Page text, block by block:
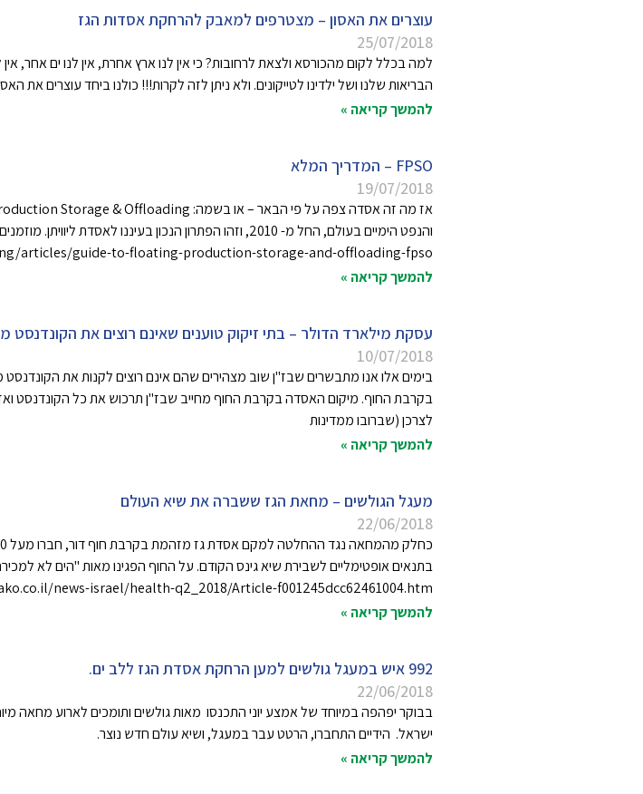
עוצרים את האסון – מצטרפים למאבק להרחקת אסדות הגז
25/07/2018
למה בכלל לקום מהכורסא ולצאת לרחובות? כי אין לנו ארץ אחרת, אין לנו ים אחר,
הבריאות שלנו ושל ילדינו לטייקונים. ולא ניתן לזה לקרות!!! כולנו ביחד עוצרים
להמשך קריאה »
FPSO – המדריך המלא
19/07/2018
articles/guide-to-floating-production-storage-and-offloading-fpso
להמשך קריאה »
עסקת מילארד הדולר – בתי זיקוק טוענים שאינם רוצים את הקונדנסט
10/07/2018
בימים אלו אנו מתבשרים שבז"ן שוב מצהירים שהם אינם רוצים לקנות את
בקרבת החוף. מיקום האסדה בקרבת החוף מחייב שבז"ן תרכוש את כל הקונדנסט ואז
לצרכן (שברובו ממדינות
להמשך קריאה »
מעגל הגולשים – מחאת הגז ששברה את שיא העולם
22/06/2018
בתנאים אופטימליים לשבירת שיא גינס הקודם. על החוף הפגינו מאות "הים לא
news-israel/health-q2_2018/Article-f001245dcc62461004.htm
להמשך קריאה »
992 איש במעגל גולשים למען הרחקת אסדת הגז ללב ים.
22/06/2018
בבוקר יפהפה במיוחד של אמצע יוני התכנסו מאות גולשים ותומכים לארוע מחאה
ישראל. הידיים התחברו, הרטט עבר במעגל, ושיא עולם חדש נוצר.
להמשך קריאה »